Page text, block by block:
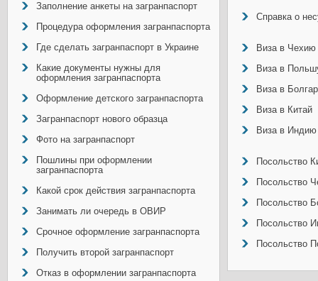
Заполнение анкеты на загранпаспорт
Процедура оформления загранпаспорта
Где сделать загранпаспорт в Украине
Какие документы нужны для
оформления загранпаспорта
Оформление детского загранпаспорта
Загранпаспорт нового образца
Фото на загранпаспорт
Пошлины при оформлении
загранпаспорта
Какой срок действия загранпаспорта
Занимать ли очередь в ОВИР
Срочное оформление загранпаспорта
Получить второй загранпаспорт
Отказ в оформлении загранпаспорта
Справка о
Виза в Чехию
Виза в
Виза в
Виза в Китай
Виза в Индию
Посольство
Посольство
Посольство
Посольство
Посольство